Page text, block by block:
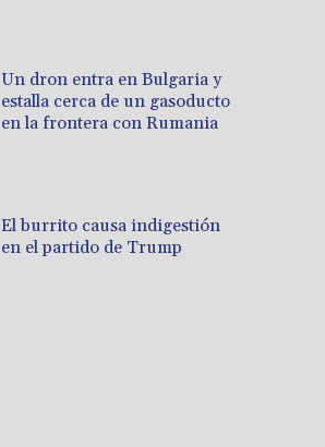
Un dron entra en Bulgaria y
estalla cerca de un gasoducto
en la frontera con Rumania
El burrito causa indigestión
en el partido de Trump